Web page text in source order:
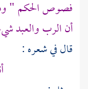
فصوص الحكم " وما
أن الرب والعبد
قال في شعره :